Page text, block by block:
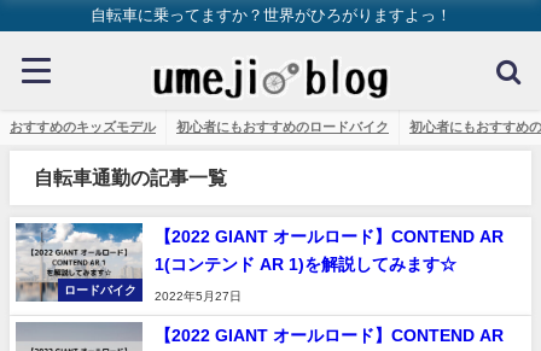
自転車に乗ってますか？世界がひろがりますよっ！
おすすめのキッズモデル 初心者にもおすすめのロードバイク 初心者にもおすすめ
自転車通勤の記事一覧
ロードバイク
【2022 GIANT オールロード】CONTEND AR
1(コンテンド AR 1)を解説してみます☆
2022年5月27日
【2022 GIANT オールロード】CONTEND AR